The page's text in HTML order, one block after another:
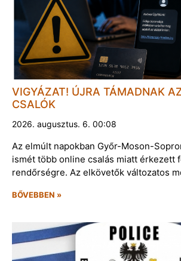
VIGYÁZAT! ÚJRA TÁMADNAK
CSALÓK
2026. augusztus. 6. 00:08
Az elmúlt napokban Győr-Moson-
ismét több online csalás miatt érkezett
rendőrségre. Az elkövetők változatos
BŐVEBBEN »